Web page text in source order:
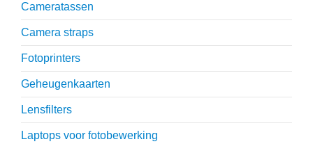
Cameratassen
Camera straps
Fotoprinters
Geheugenkaarten
Lensfilters
Laptops voor fotobewerking